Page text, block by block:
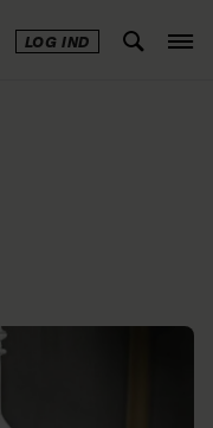
LOG IND